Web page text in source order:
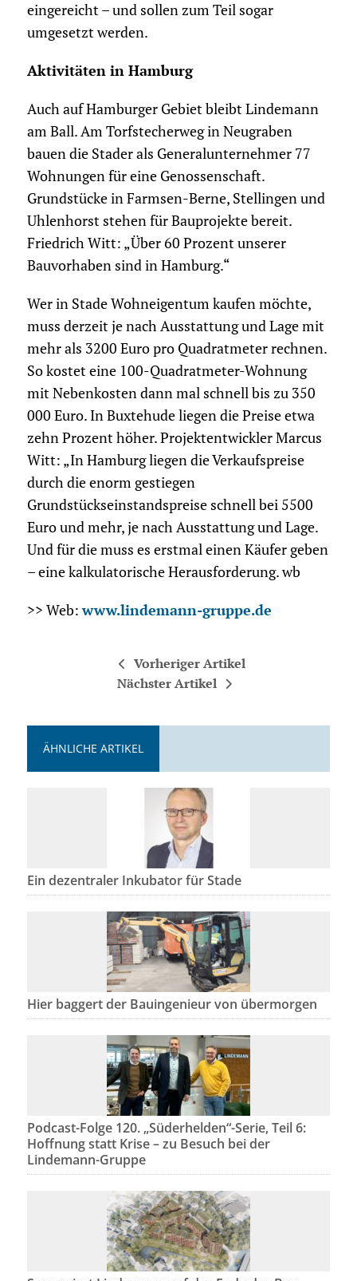
eingereicht – und sollen zum Teil sogar
umgesetzt werden.
Aktivitäten in Hamburg
Auch auf Hamburger Gebiet bleibt Lindemann
am Ball. Am Torfstecherweg in Neugraben
bauen die Stader als Generalunternehmer 77
Wohnungen für eine Genossenschaft.
Grundstücke in Farmsen-Berne, Stellingen und
Uhlenhorst stehen für Bauprojekte bereit.
Friedrich Witt: „Über 60 Prozent unserer
Bauvorhaben sind in Hamburg.“
Wer in Stade Wohneigentum kaufen möchte,
muss derzeit je nach Ausstattung und Lage mit
mehr als 3200 Euro pro Quadratmeter rechnen.
So kostet eine 100-Quadratmeter-Wohnung
mit Nebenkosten dann mal schnell bis zu 350
000 Euro. In Buxtehude liegen die Preise etwa
zehn Prozent höher. Projektentwickler Marcus
Witt: „In Hamburg liegen die Verkaufspreise
durch die enorm gestiegen
Grundstückseinstandspreise schnell bei 5500
Euro und mehr, je nach Ausstattung und Lage.
Und für die muss es erstmal einen Käufer geben
– eine kalkulatorische Herausforderung. wb
>> Web:www.lindemann-gruppe.de
Vorheriger Artikel
Nächster Artikel
ÄHNLICHE ARTIKEL
Ein dezentraler Inkubator für Stade
Hier baggert der Bauingenieur von übermorgen
Podcast-Folge 120. „Süderhelden“-Serie, Teil 6:
Hoffnung statt Krise – zu Besuch bei der
Lindemann-Gruppe